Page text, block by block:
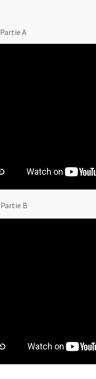
Partie A
Partie B